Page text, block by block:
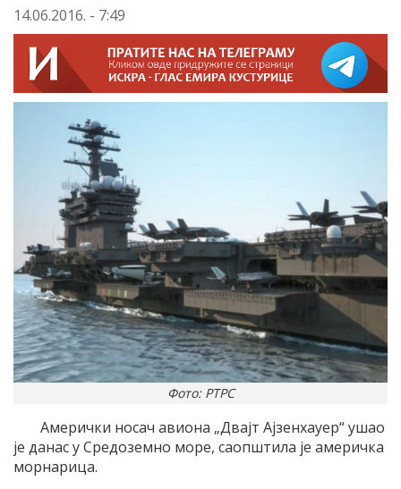
14.06.2016. - 7:49
Фото: РТРС
Амерички носач авиона „Двајт Ајзенхауер“ ушао
је данас у Средоземно море, саопштила је америчка
морнарица.